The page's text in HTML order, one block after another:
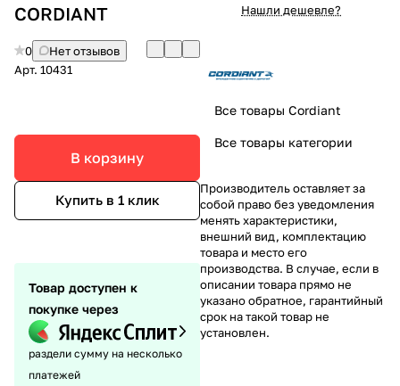
CORDIANT
0
Нет отзывов
Арт. 10431
В корзину
Купить в 1 клик
Товар доступен к
покупке через
раздели сумму на несколько
платежей
Нашли дешевле?
Все товары Cordiant
Все товары категории
Производитель оставляет за
собой право без уведомления
менять характеристики,
внешний вид, комплектацию
товара и место его
производства. В случае, если в
описании товара прямо не
указано обратное, гарантийный
срок на такой товар не
установлен.